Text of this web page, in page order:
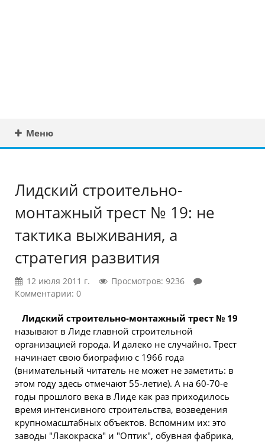
Меню
Лидский строительно-
монтажный трест № 19: не
тактика выживания, а
стратегия развития
12 июля 2011 г.
Просмотров: 9236
Комментарии: 0
Лидский строительно-монтажный трест № 19
называют в Лиде главной строительной
организацией города. И далеко не случайно. Трест
начинает свою биографию с 1966 года
(внимательный читатель не может не заметить: в
этом году здесь отмечают 55-летие). А на 60-70-е
годы прошлого века в Лиде как раз приходилось
время интенсивного строительства, возведения
крупномасштабных объектов. Вспомним их: это
заводы "Лакокраска" и "Оптик", обувная фабрика,